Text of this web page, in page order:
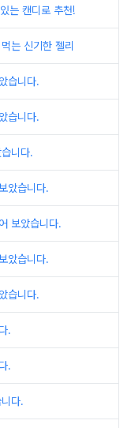
는 캔디로 추천!
는 신기한 젤리
습니다.
습니다.
니다.
았습니다.
보았습니다.
았습니다.
습니다.
.
.
다.